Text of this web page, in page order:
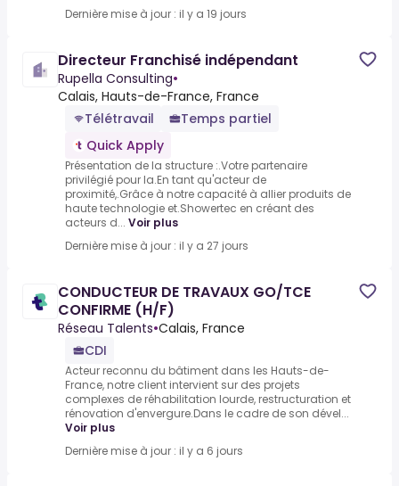
Dernière mise à jour : il y a 19 jours
Directeur Franchisé indépendant
Rupella Consulting•
Calais, Hauts-de-France, France
Télétravail
Temps partiel
Quick Apply
Présentation de la structure :.Votre partenaire
privilégié pour la.En tant qu'acteur de
proximité,.Grâce à notre capacité à allier produits de
haute technologie et.Showertec en créant des
acteurs d... Voir plus
Dernière mise à jour : il y a 27 jours
CONDUCTEUR DE TRAVAUX GO/TCE
CONFIRME (H/F)
Réseau Talents•Calais, France
CDI
Acteur reconnu du bâtiment dans les Hauts-de-
France, notre client intervient sur des projets
complexes de réhabilitation lourde, restructuration et
rénovation d'envergure.Dans le cadre de son dével...
Voir plus
Dernière mise à jour : il y a 6 jours